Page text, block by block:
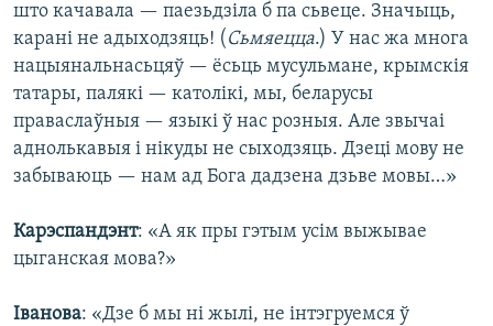
што качавала — паезьдзіла б па сьвеце. Значыць,
карані не адыходзяць! ( Сьмяецца.) У нас жа многа
нацыянальнасьцяў — ёсьць мусульмане, крымскія
татары, палякі — католікі, мы, беларусы
праваслаўныя — языкі ў нас розныя. Але звычаі
аднолькавыя і нікуды не сыходзяць. Дзеці мову не
забываюць — нам ад Бога дадзена дзьве мовы…»
Карэспандэнт: «А як пры гэтым усім выжывае
цыганская мова?»
Іванова: «Дзе б мы ні жылі, не інтэгруемся ў